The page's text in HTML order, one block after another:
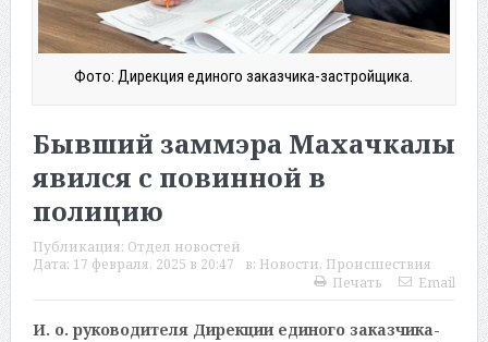
Фото: Дирекция единого заказчика-застройщика.
Бывший заммэра Махачкалы
явился с повинной в
полицию
Публикация: Отдел новостей
Дата: 17 февраля, 2025 в 20:47 в: Новости, Происшествия
Печать
Email
И. о. руководителя Дирекции единого заказчика-